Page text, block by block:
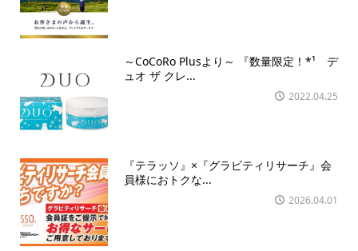
～CoCoRo Plusより～ 『数量限定！*¹ デ
ュオ ザ クレ...
2022.04.25
『テラッソ』×『グラビティリサーチ』会
員様におトクな...
2026.04.01